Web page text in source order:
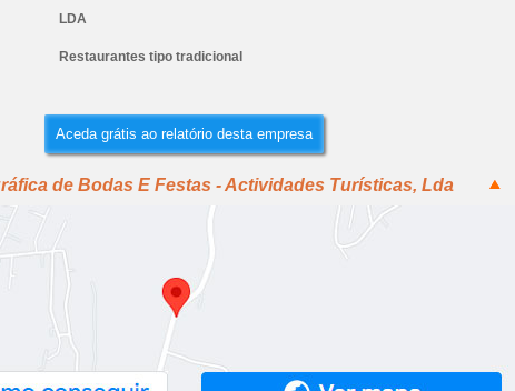
LDA
Restaurantes tipo tradicional
Aceda grátis ao relatório desta empresa
de Bodas E Festas - Actividades Turísticas, Lda